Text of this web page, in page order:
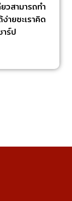
วสามารถทำ
ายซะเราคิด
ร์ป